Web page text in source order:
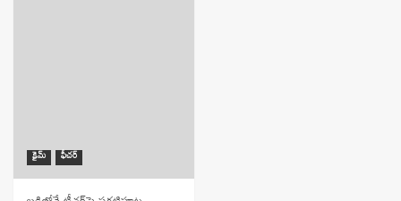
క్రైమ్ ఫీచర్